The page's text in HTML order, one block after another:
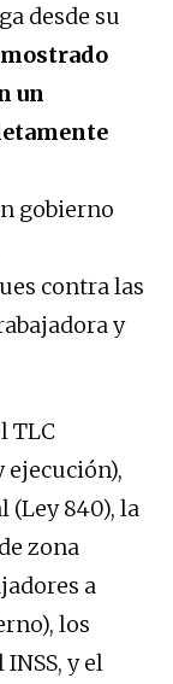
desde su
un
gobierno
contra las
y
TLC
(Ley 840), la
zona
a
los
y el